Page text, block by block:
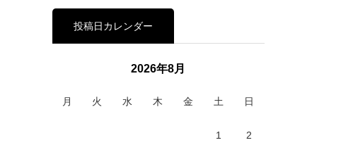
投稿日カレンダー
2026年8月
月 火 水 木 金 土 日
1 2